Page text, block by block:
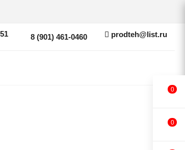
8 (901) 461-0460 prodteh@list.ru
0
0